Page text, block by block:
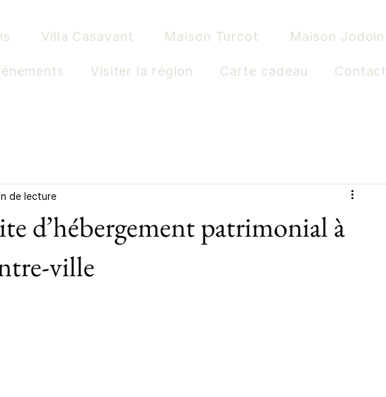
Villa Casavant Maison Turcot Maison Jodoin
Visiter la région Carte cadeau Contact
d’hébergement patrimonial à
ville
de lecture